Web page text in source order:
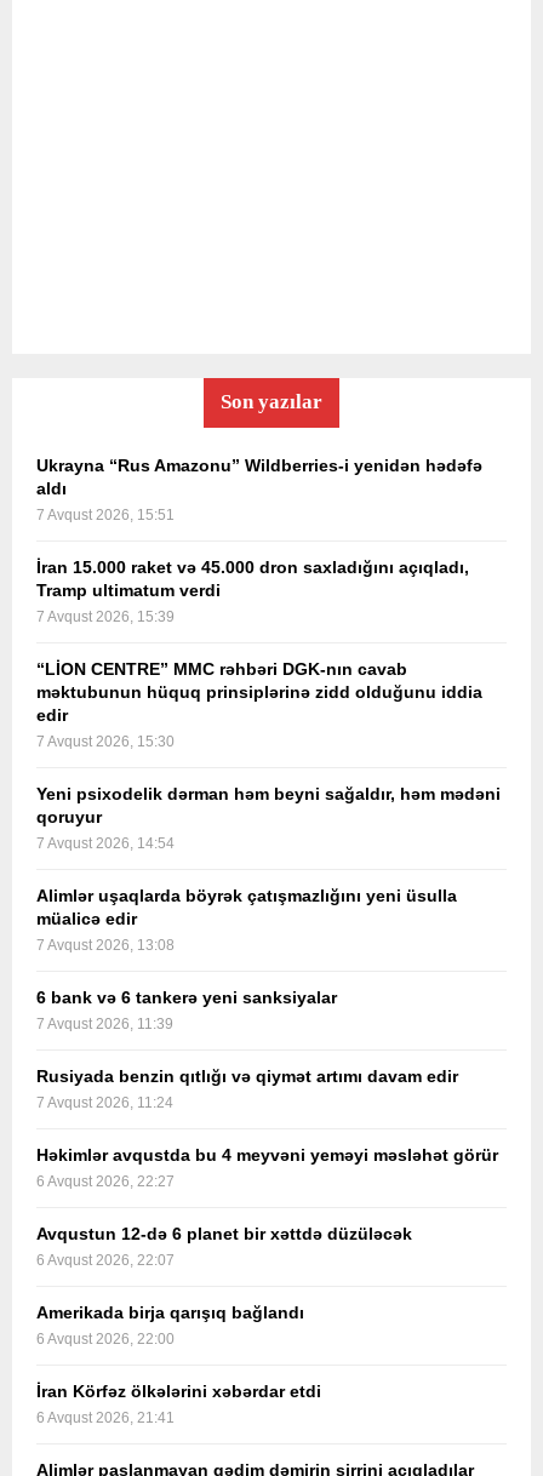
Son yazılar
Ukrayna “Rus Amazonu” Wildberries-i yenidən hədəfə
aldı
7 Avqust 2026, 15:51
İran 15.000 raket və 45.000 dron saxladığını açıqladı,
Tramp ultimatum verdi
7 Avqust 2026, 15:39
“LİON CENTRE” MMC rəhbəri DGK-nın cavab
məktubunun hüquq prinsiplərinə zidd olduğunu iddia
edir
7 Avqust 2026, 15:30
Yeni psixodelik dərman həm beyni sağaldır, həm mədəni
qoruyur
7 Avqust 2026, 14:54
Alimlər uşaqlarda böyrək çatışmazlığını yeni üsulla
müalicə edir
7 Avqust 2026, 13:08
6 bank və 6 tankerə yeni sanksiyalar
7 Avqust 2026, 11:39
Rusiyada benzin qıtlığı və qiymət artımı davam edir
7 Avqust 2026, 11:24
Həkimlər avqustda bu 4 meyvəni yeməyi məsləhət görür
6 Avqust 2026, 22:27
Avqustun 12-də 6 planet bir xəttdə düzüləcək
6 Avqust 2026, 22:07
Amerikada birja qarışıq bağlandı
6 Avqust 2026, 22:00
İran Körfəz ölkələrini xəbərdar etdi
6 Avqust 2026, 21:41
Alimlər paslanmayan qədim dəmirin sirrini açıqladılar